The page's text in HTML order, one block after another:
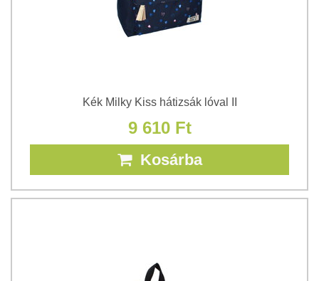
Kék Milky Kiss hátizsák lóval II
9 610 Ft
Kosárba